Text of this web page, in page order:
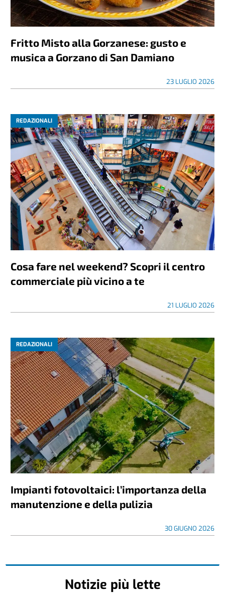
Fritto Misto alla Gorzanese: gusto e
musica a Gorzano di San Damiano
23 LUGLIO 2026
REDAZIONALI
Cosa fare nel weekend? Scopri il centro
commerciale più vicino a te
21 LUGLIO 2026
REDAZIONALI
Impianti fotovoltaici: l’importanza della
manutenzione e della pulizia
30 GIUGNO 2026
Notizie più lette